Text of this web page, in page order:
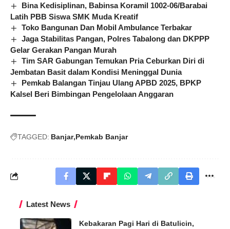
Bina Kedisiplinan, Babinsa Koramil 1002-06/Barabai
Latih PBB Siswa SMK Muda Kreatif
Toko Bangunan Dan Mobil Ambulance Terbakar
Jaga Stabilitas Pangan, Polres Tabalong dan DKPPP
Gelar Gerakan Pangan Murah
Tim SAR Gabungan Temukan Pria Ceburkan Diri di
Jembatan Basit dalam Kondisi Meninggal Dunia
Pemkab Balangan Tinjau Ulang APBD 2025, BPKP
Kalsel Beri Bimbingan Pengelolaan Anggaran
TAGGED: Banjar Pemkab Banjar
Latest News
Kebakaran Pagi Hari di Batulicin,